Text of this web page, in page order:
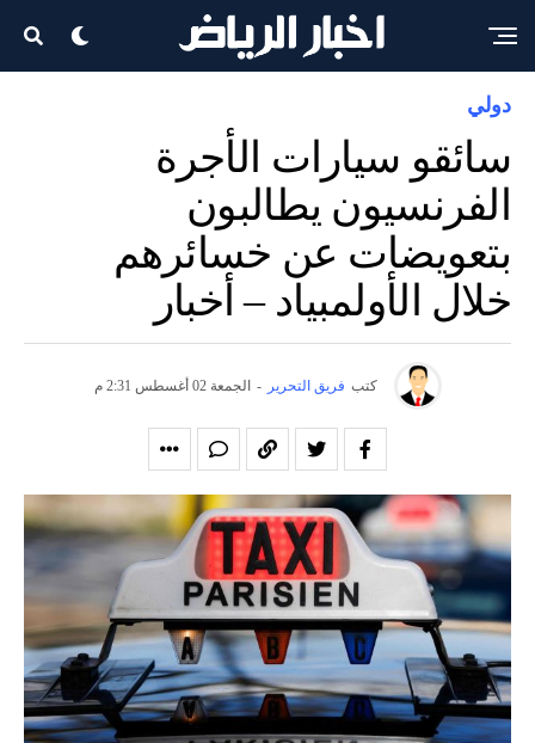
دولي
سائقو سيارات الأجرة
الفرنسيون يطالبون
بتعويضات عن خسائرهم
خلال الأولمبياد – أخبار
كتب فريق التحرير - الجمعة 02 أغسطس 2:31 م